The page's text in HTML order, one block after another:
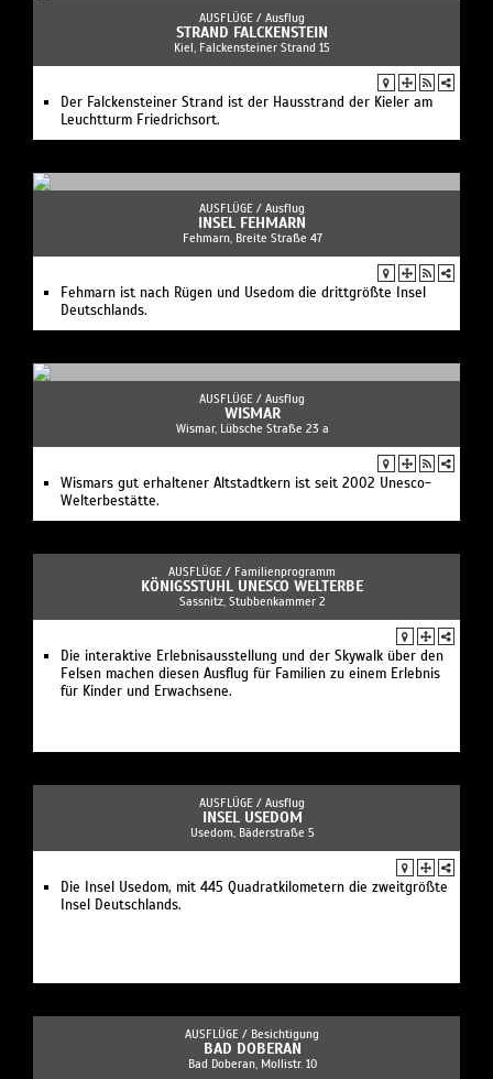
AUSFLÜGE / Ausflug
STRAND FALCKENSTEIN
Kiel, Falckensteiner Strand 15
Der Falckensteiner Strand ist der Hausstrand der Kieler am
Leuchtturm Friedrichsort.
AUSFLÜGE / Ausflug
INSEL FEHMARN
Fehmarn, Breite Straße 47
Fehmarn ist nach Rügen und Usedom die drittgrößte Insel
Deutschlands.
AUSFLÜGE / Ausflug
WISMAR
Wismar, Lübsche Straße 23 a
Wismars gut erhaltener Altstadt­kern ist seit 2002 Unesco-
Welterbestätte.
AUSFLÜGE / Familienprogramm
KÖNIGSSTUHL UNESCO WELTERBE
Sassnitz, Stubbenkammer 2
Die interaktive Erlebnisausstellung und der Skywalk über den
Felsen machen diesen Ausflug für Familien zu einem Erlebnis
für Kinder und Erwachsene.
AUSFLÜGE / Ausflug
INSEL USEDOM
Usedom, Bäderstraße 5
Die Insel Usedom, mit 445 Quadrat­kilometern die zweit­größte
Insel Deutschlands.
AUSFLÜGE / Besichtigung
BAD DOBERAN
Bad Doberan, Mollistr. 10